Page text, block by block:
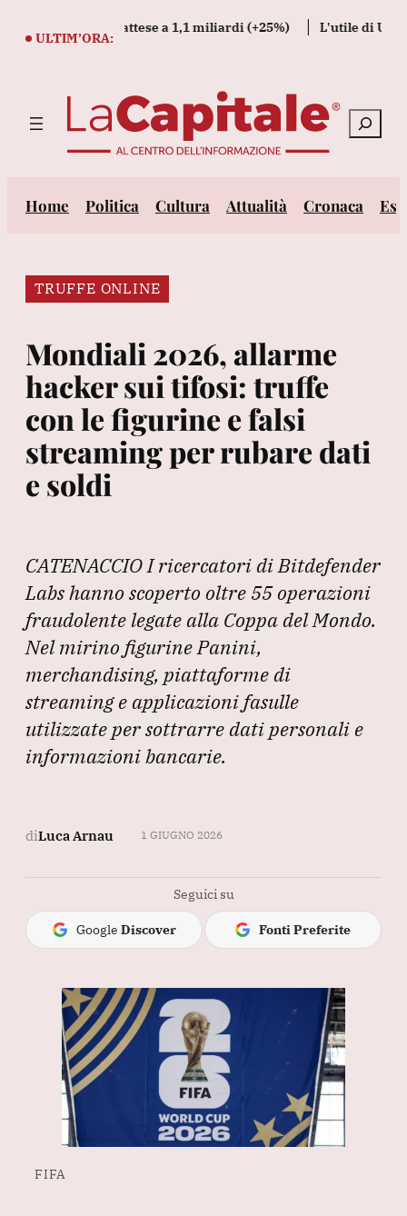
ULTIM’ORA:
Mps sopra le attese a 1,1 miliardi (+25%) L'utile di Unipol
Cerca
Home Politica Cultura Attualità Cronaca
TRUFFE ONLINE
Mondiali 2026, allarme
hacker sui tifosi: truffe
con le figurine e falsi
streaming per rubare dati
e soldi
CATENACCIO I ricercatori di Bitdefender
Labs hanno scoperto oltre 55 operazioni
fraudolente legate alla Coppa del Mondo.
Nel mirino figurine Panini,
merchandising, piattaforme di
streaming e applicazioni fasulle
utilizzate per sottrarre dati personali e
informazioni bancarie.
diLuca Arnau 1 GIUGNO 2026
Seguici su
Google Discover Fonti Preferite
FIFA